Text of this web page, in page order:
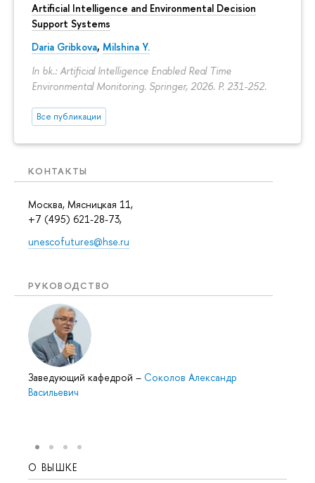
Artificial Intelligence and Environmental Decision
Support Systems
Daria Gribkova, Milshina Y.
In bk.: Artificial Intelligence Enabled Real Time
Environmental Monitoring. Springer, 2026. P. 231-252.
Все публикации
КОНТАКТЫ
Москва, Мясницкая 11,
+7 (495) 621-28-73,
unescofutures@hse.ru
РУКОВОДСТВО
Заведующий кафедрой – Соколов Александр
Васильевич
О ВЫШКЕ